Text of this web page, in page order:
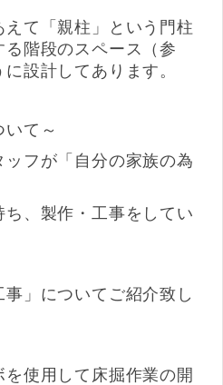
て「親柱」という門柱
階段のスペース（参
設計してあります。
て～
フが「自分の家族の為
ち、製作・工事をしてい
」についてご紹介致し
使用して床掘作業の開